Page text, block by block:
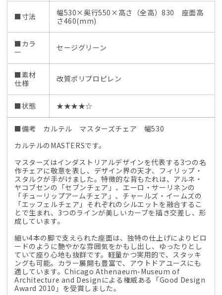
■寸法
幅530×奥行550×高さ（全高）830 座面高
さ460(mm)
■カラ
ー
セージグリーン
■素材
仕様
改質ポリプロピレン
■状態 ★★★★☆
■備考 カルテル マスターズチェア 幅530
カルテルのMASTERSです。
マスターズはインダストリアルデザインを代表する3つの名
作チェアに敬意を表し、デザイン界の天才、フィリップ・
スタルクが手がけました。特徴的な背もたれは、アルネ・
ヤコブセンの「セブンチェア」、エーロ・サーリネンの
「チューリップアームチェア」、チャールズ・イームズの
「エッフェルチェア」それぞれのシルエットを融合するこ
とで生まれ、3つのラインが美しいカーブを描き交差し、形
成しています。
細い4本の脚で支えられた座面は、独特の仕上げによりビロ
ードのように艶やかな雰囲気をかもし出し、ゆったりとし
ていて座り心地も抜群です。軽量かつ実用的で、スタッキ
ングも可能。カラー展開も豊富で、アウトドアユースにも
適しています。Chicago Athenaeum-Museum of
Architecture and Designによる権威ある「Good Design
Award 2010」を受賞しました。